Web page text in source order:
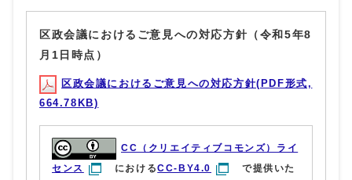
区政会議におけるご意見への対応方針（令和5年8
月1日時点）
区政会議におけるご意見への対応方針(PDF形式,
664.78KB)
CC（クリエイティブコモンズ）ライ
センス
におけるCC-BY4.0
で提供いた